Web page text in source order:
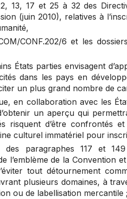
,13, 17 et 25 à 32des
(juin 2010), relatives à
CONF.202/6 et les
États parties envisagent
dans les pays en
un plus grand nombre de
en collaboration avec les
un aperçu qui
risquent d’être confrontés
culturel immatériel pour
des paragraphes 117 et149
l’emblème de la Convention et
tout détournement
plusieurs domaines, à
ou de labellisation mercantile ;